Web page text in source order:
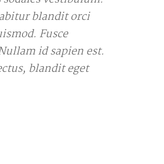
blandit orci
Fusce
id sapien est.
blandit eget